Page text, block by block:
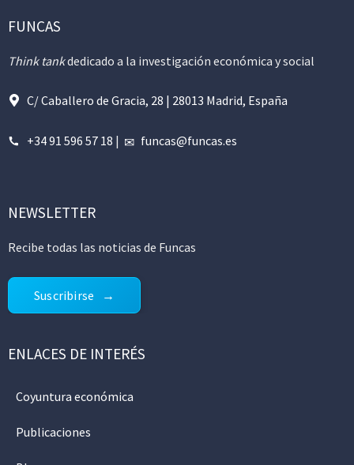
FUNCAS
Think tankdedicado a la investigación económica y social
C/ Caballero de Gracia, 28 | 28013 Madrid, España
+34 91 596 57 18 | funcas@funcas.es
NEWSLETTER
Recibe todas las noticias de Funcas
Suscribirse
ENLACES DE INTERÉS
Coyuntura económica
Publicaciones